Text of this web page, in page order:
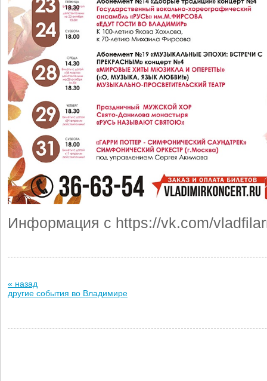
Информация с https://vk.com/
« назад
другие события во Владимире